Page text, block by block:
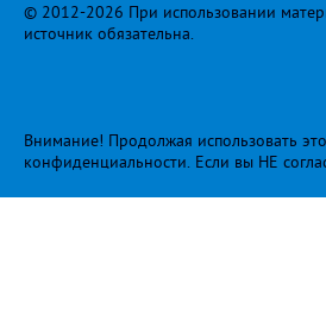
© 2012-2026 При использовании
источник обязательна.
Внимание! Продолжая использовать
конфиденциальности. Если вы НЕ